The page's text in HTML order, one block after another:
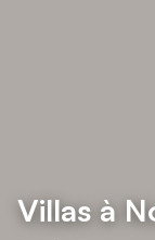
Villas à